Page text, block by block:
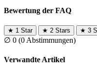
Bewertung der FAQ
★ 1 Star ★ 2 Stars ★ 3
∅ 0 (0 Abstimmungen)
Verwandte Artikel